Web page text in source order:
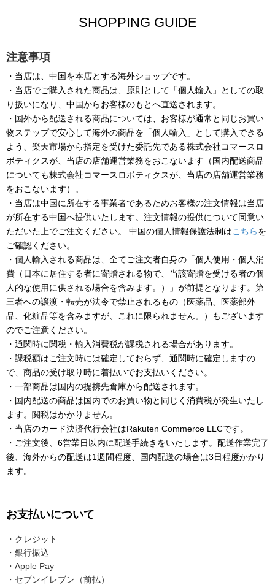
SHOPPING GUIDE
注意事項
・当店は、中国を本店とする海外ショップです。
・当店でご購入された商品は、原則として「個人輸入」としての取
り扱いになり、中国からお客様のもとへ直送されます。
・国外から配送される商品については、お客様が通常と同じお買い
物ステップで安心して海外の商品を「個人輸入」として購入できる
よう、楽天市場から指定を受けた委託先である株式会社コマースロ
ボティクスが、当店の店舗運営業務をおこないます（国内配送商品
についても株式会社コマースロボティクスが、当店の店舗運営業務
をおこないます）。
・当店は中国に所在する事業者であるためお客様の注文情報は当店
が所在する中国へ提供いたします。注文情報の提供について同意い
ただいた上でご注文ください。 中国の個人情報保護法制はこちらを
ご確認ください。
・個人輸入される商品は、全てご注文者自身の「個人使用・個人消
費（日本に居住する者に寄贈される物で、当該寄贈を受ける者の個
人的な使用に供される場合を含みます。）」が前提となります。第
三者への譲渡・転売が法令で禁止されるもの（医薬品、医薬部外
品、化粧品等を含みますが、これに限られません。）もございます
のでご注意ください。
・通関時に関税・輸入消費税が課税される場合があります。
・課税額はご注文時には確定しておらず、通関時に確定しますの
で、商品の受け取り時に着払いでお支払いください。
・一部商品は国内の提携先倉庫から配送されます。
・国内配送の商品は国内でのお買い物と同じく消費税が発生いたし
ます。関税はかかりません。
・当店のカード決済代行会社はRakuten Commerce LLCです。
・ご注文後、6営業日以内に配送手続きをいたします。配送作業完了
後、海外からの配送は1週間程度、国内配送の場合は3日程度かかり
ます。
お支払いについて
・クレジット
・銀行振込
・Apple Pay
・セブンイレブン（前払）